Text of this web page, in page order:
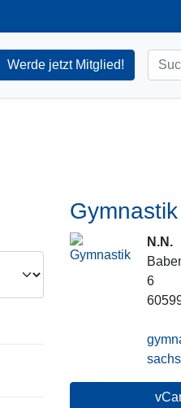
Werde jetzt Mitglied!
Gymnastik
N.N.
6